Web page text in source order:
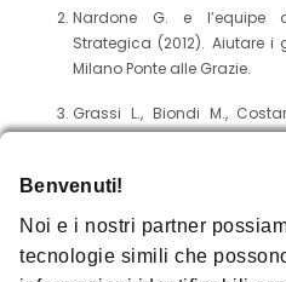
Benvenuti!
Noi e i nostri partner
tecnologie simili che
Nardone G. e l’equipe
Strategica (2012). Aiutare
Milano Ponte alle Grazie.
Grassi L., Biondi M.,
pratico di
Ufficio stampa: